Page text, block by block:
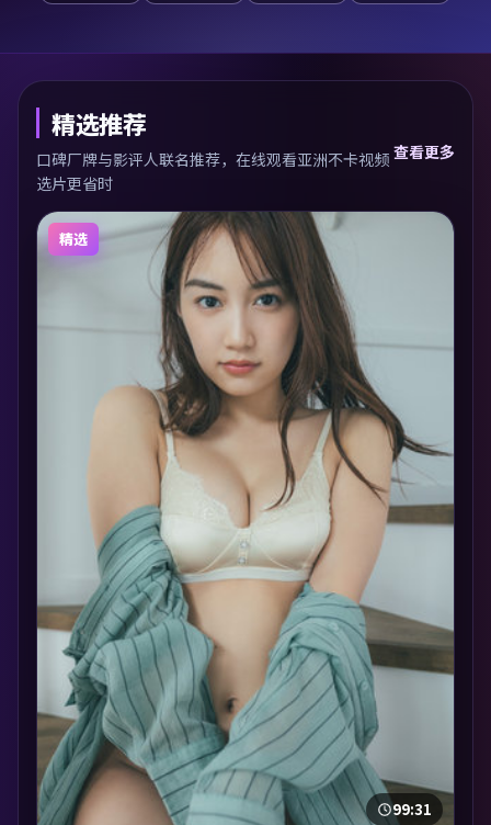
精选推荐
口碑厂牌与影评人联名推荐，在线观看亚洲不卡视频
选片更省时
查看更多
精选
99:31